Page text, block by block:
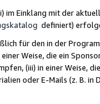
im Einklang mit der
definiert)
für den in der
Weise, die ein
(iii) in einer Weise,
oder E-Mails (z. B. in